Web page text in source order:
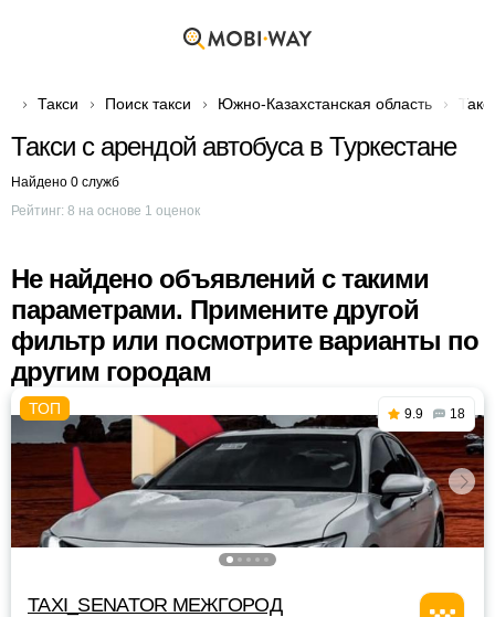
Такси Поиск такси Южно-Казахстанская область
Такси с арендой автобуса в Туркестане
Найдено 0 служб
Рейтинг: 8 на основе 1 оценок
Не найдено объявлений с такими
параметрами. Примените другой
фильтр или посмотрите варианты по
другим городам
9.9 18
TAXI_SENATOR МЕЖГОРОД